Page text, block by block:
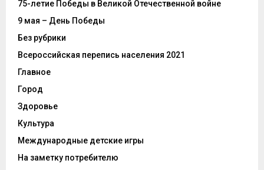
75-летие Победы в Великой Отечественной войне
9 мая – День Победы
Без рубрики
Всероссийская перепись населения 2021
Главное
Город
Здоровье
Культура
Международные детские игры
На заметку потребителю